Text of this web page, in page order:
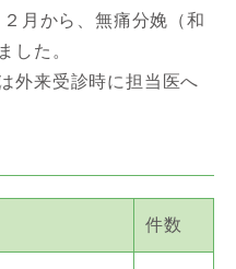
月から、無痛分娩（和
した。
外来受診時に担当医へ
件数